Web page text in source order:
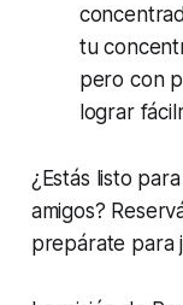
tu
pero con
lograr
¿Estás listo
amigos?
prepárate para